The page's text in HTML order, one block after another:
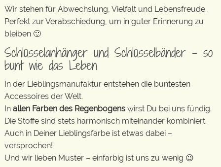
Wir stehen für Abwechslung, Vielfalt und Lebensfreude.
Perfekt zur Verabschiedung, um in guter Erinnerung zu
bleiben 🙂
Schlüsselanhänger und Schlüsselbänder – so
bunt wie das Leben
In der Lieblingsmanufaktur entstehen die buntesten
Accessoires der Welt.
In allen Farben des Regenbogens wirst Du bei uns fündig.
Die Stoffe sind stets harmonisch miteinander kombiniert.
Auch in Deiner Lieblingsfarbe ist etwas dabei –
versprochen!
Und wir lieben Muster – einfarbig ist uns zu wenig 😉